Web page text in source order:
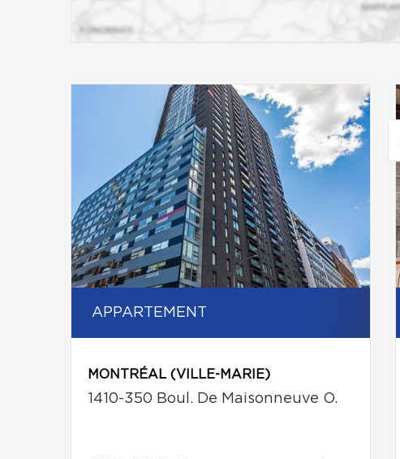
APPARTEMENT
MONTRÉAL (VILLE-MARIE)
1410-350 Boul. De Maisonneuve O.